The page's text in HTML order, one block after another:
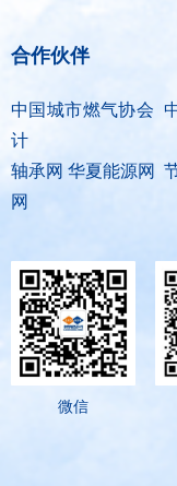
合作伙伴
中国城市燃气协会
计
轴承网 华夏能源网
网
微信